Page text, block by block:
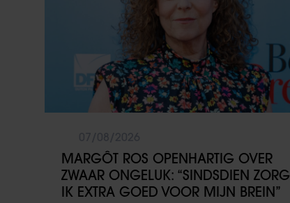
MARGÔT ROS OPENHARTIG OVER
ZWAAR ONGELUK: “SINDSDIEN ZORG
IK EXTRA GOED VOOR MIJN BREIN”